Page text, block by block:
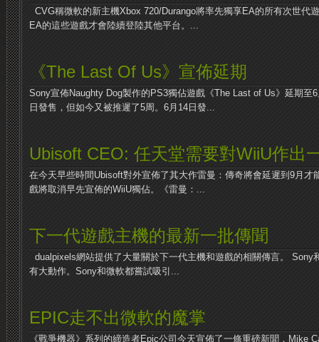
CVG稱微軟的新主機Xbox 720/Durango將率先獨享EA的所有次世代
EA的這些遊戲才會陸續登陸其他平台。...
《The Last Of Us》宣佈延期
Sony宣佈Naughty Dog製作的PS3獨佔遊戲《The Last of Us》延期至
日發售，但如今又被推遲了5周。6月14日發...
Ubisoft CEO: 任天堂需要對WiiU作出
在今天早些時間Ubisoft對外宣佈了其大作雷曼：傳奇將會延遲到9月才
戲將取消早先宣佈的WiiU獨佔。《雷曼：...
下一代遊戲主機的最新一批傳聞
dualpixels網站提供了大量關於下一代主機和遊戲的相關傳言。 Sony
有大動作。Sony和微軟都嘗試吸引...
EPIC走不出微軟的魔掌
《戰爭機器》系列的締造者Epic公司今天宣佈了一條重磅新聞，Mike